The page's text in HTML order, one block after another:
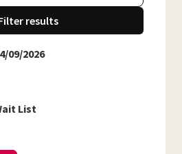
results
09/2026
List